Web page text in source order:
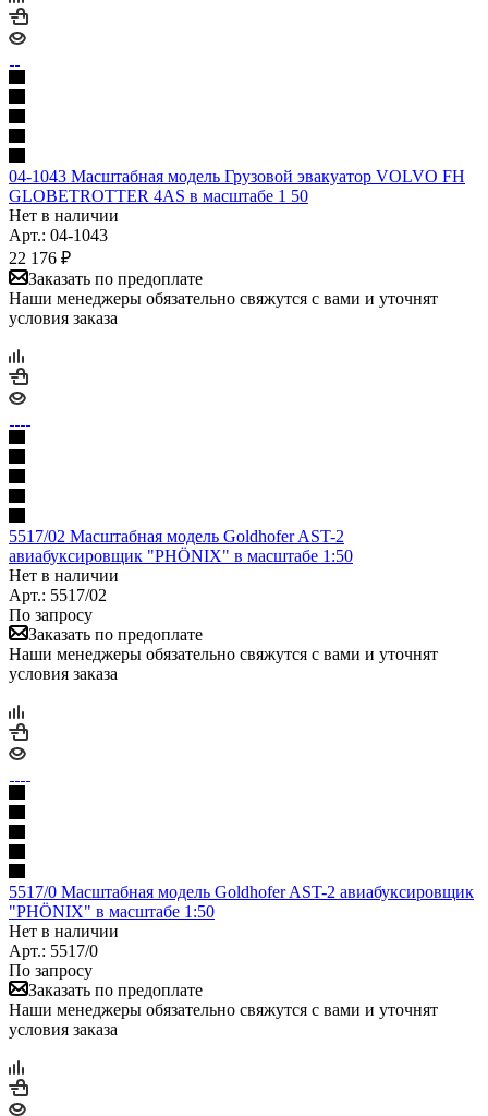
04-1043 Масштабная модель Грузовой эвакуатор VOLVO FH
GLOBETROTTER 4AS в масштабе 1 50
Нет в наличии
Арт.: 04-1043
22 176 ₽
Заказать по предоплате
Наши менеджеры обязательно свяжутся с вами и уточнят
условия заказа
5517/02 Масштабная модель Goldhofer AST-2
авиабуксировщик "PHÖNIX" в масштабе 1:50
Нет в наличии
Арт.: 5517/02
По запросу
Заказать по предоплате
Наши менеджеры обязательно свяжутся с вами и уточнят
условия заказа
5517/0 Масштабная модель Goldhofer AST-2 авиабуксировщик
"PHÖNIX" в масштабе 1:50
Нет в наличии
Арт.: 5517/0
По запросу
Заказать по предоплате
Наши менеджеры обязательно свяжутся с вами и уточнят
условия заказа